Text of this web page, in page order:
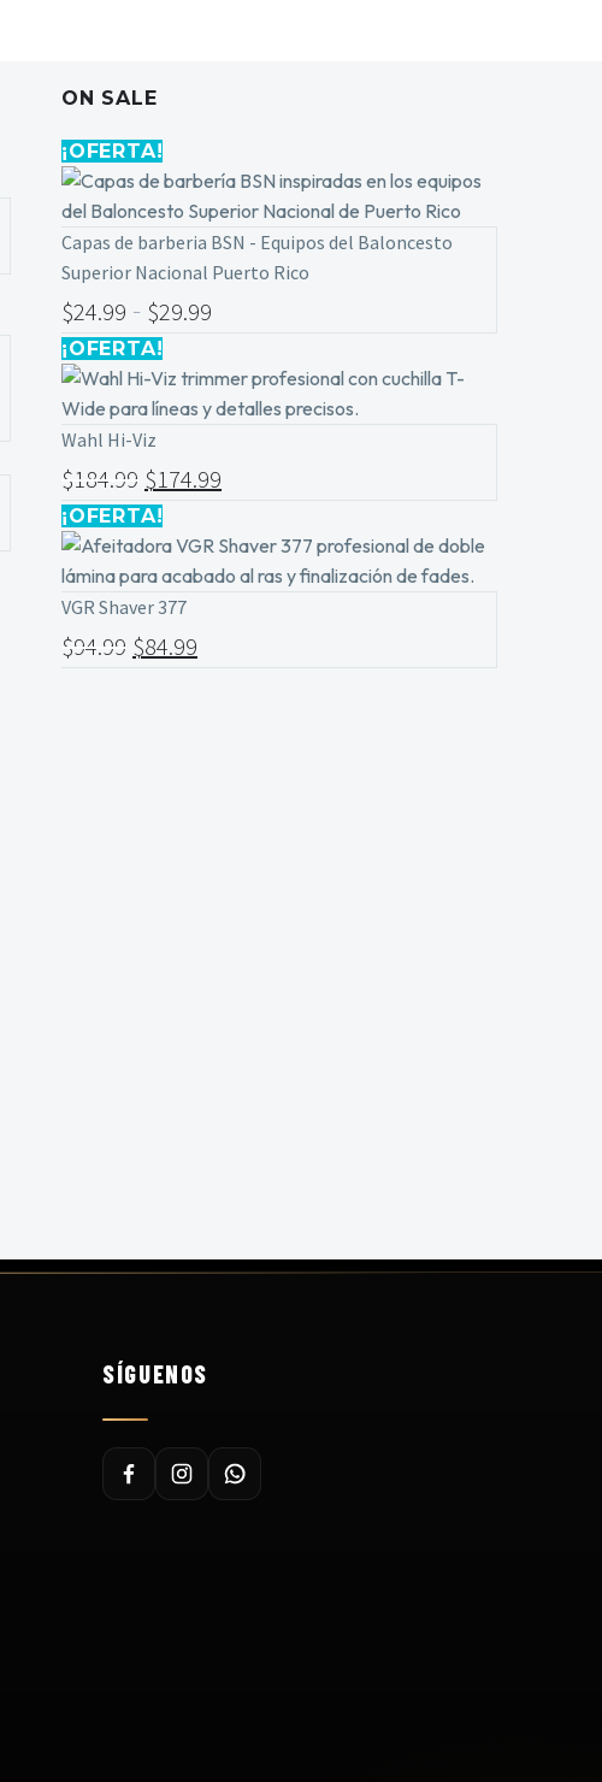
ON SALE
¡OFERTA!
Capas de barberia BSN - Equipos del Baloncesto
Superior Nacional Puerto Rico
$24.99 - $29.99
¡OFERTA!
Wahl Hi-Viz
$184.99 $174.99
¡OFERTA!
VGR Shaver 377
$94.99 $84.99
SÍGUENOS